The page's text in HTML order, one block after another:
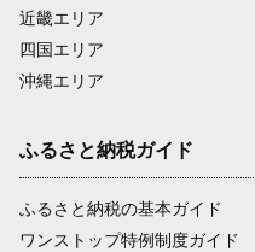
近畿エリア
四国エリア
沖縄エリア
ふるさと納税ガイド
ふるさと納税の基本ガイド
ワンストップ特例制度ガイド